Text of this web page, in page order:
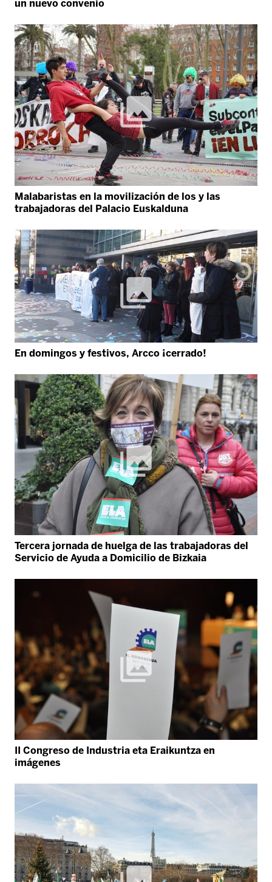
un nuevo convenio
Malabaristas en la movilización de los y las
trabajadoras del Palacio Euskalduna
En domingos y festivos, Arcco ¡cerrado!
Tercera jornada de huelga de las trabajadoras del
Servicio de Ayuda a Domicilio de Bizkaia
II Congreso de Industria eta Eraikuntza en
imágenes